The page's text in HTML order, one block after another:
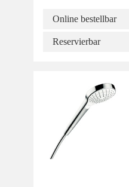
Online bestellbar
Reservierbar